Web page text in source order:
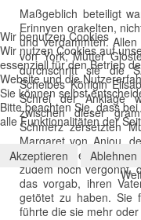
Maßgeblich beteiligt
Erinnyen orakelten,
und verdammten.
von York, Mutter
durchschritt sie die
Scheibes Königin
Schrei der Anklage
zwischen dieser
Schmerz zersetzten
Margaret von Anjou,
den Sohn genommen
zudem noch vergönnt,
das vorgab, ihren
getötet zu haben. Sie
führte die sie mehr
Wir benutzen Cookies
Wir nutzen Cookies auf
essenziell für den Betrieb
Website und die
Sie können selbst
Bitte beachten Sie, dass
alle Funktionalitäten der
Akzeptieren
Ablehnen